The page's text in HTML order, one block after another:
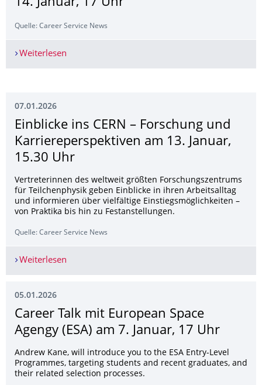
14. Januar, 17 Uhr
Quelle: Career Service News
Weiterlesen
07.01.2026
Einblicke ins CERN – Forschung und
Karriereperspekti­ven am 13. Januar,
15.30 Uhr
Vertreterinnen des weltweit größten Forschungszentrums
für Teilchenphysik geben Einblicke in ihren Arbeitsalltag
und informieren über vielfältige Einstiegsmöglichkeiten –
von Praktika bis hin zu Festanstellungen.
Quelle: Career Service News
Weiterlesen
05.01.2026
Career Talk mit European Space
Agengy (ESA) am 7. Januar, 17 Uhr
Andrew Kane, will introduce you to the ESA Entry-Level
Programmes, targeting students and recent graduates, and
their related selection processes.